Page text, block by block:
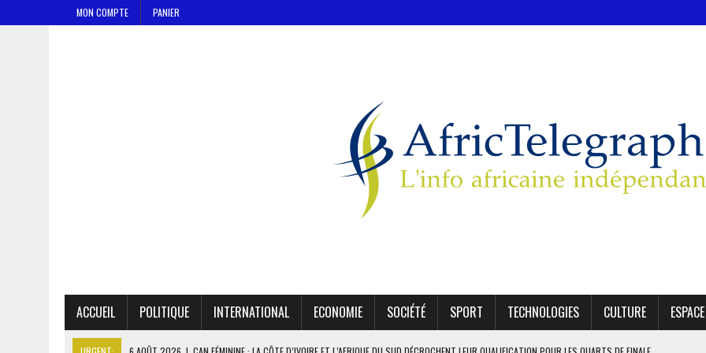
MON COMPTE PANIER
ACCUEIL POLITIQUE INTERNATIONAL ECONOMIE SOCIÉTÉ SPORT TECHNOLOGIES CULTURE